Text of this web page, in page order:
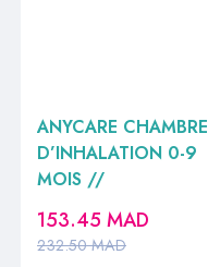
ANYCARE CHAMBRE
D’INHALATION 0-9
MOIS //
232.50MAD
153.45 MAD